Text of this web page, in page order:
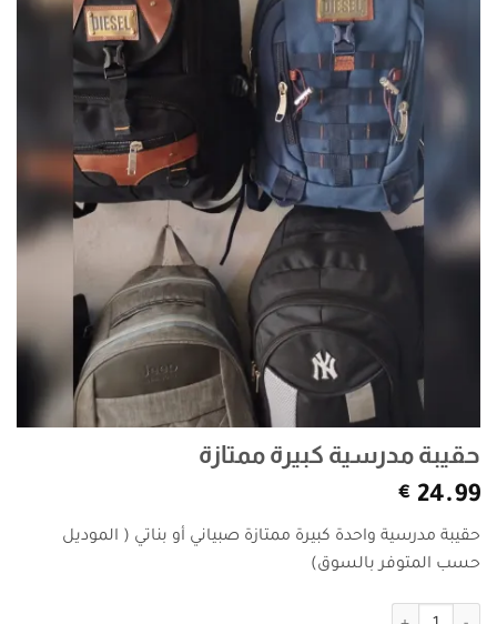
حقيبة مدرسية كبيرة ممتازة
24.99
€
حقيبة مدرسية واحدة كبيرة ممتازة صبياني أو بناتي ( الموديل
حسب المتوفر بالسوق)
كمية حقيبة مدرسية كبيرة ممتازة